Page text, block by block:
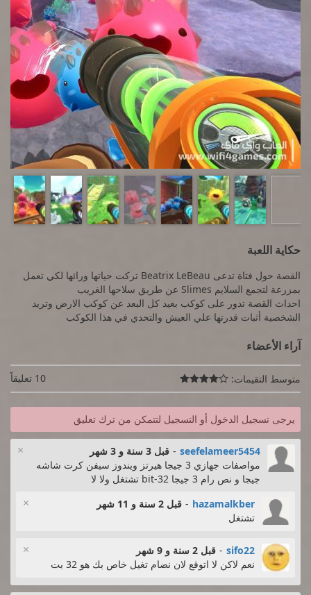
حكاية اللعبة
القصة حول فتاة تدعى Beatrix LeBeau تركت حياتها ورائها لكي تعمل
بمزرعة لتجمع السلايم Slimes عن طريق سلاحها الغريب
احداث القصة تدور على كوكب بعيد كل البعد عن كوكب الارض وتريد
الشخصية أثبات قدرتها علي العيش والتحدي في هذا الكوكب
آراء الأعضاء
متوسط التقيمات:  10 تعليقاً
يرجى تسجيل الدخول أو التسجيل لتتمكن من ترك تعليق
× seefelameer5454
- قبل 3 سنة و 3 شهر
مواصفات جهازي 3 جيجا هيرتز ويندوز سيفن كرت شاشه
جيجا و نص رام 3 جيجا 32-bit تشتغل ولا لا
× hazamalkber
- قبل 2 سنة و 11 شهر
تشتغل
× sifo22
- قبل 2 سنة و 9 شهر
نعم لاكن لا اتوقع لان نضام تغيل خاص بك هو 32 بت